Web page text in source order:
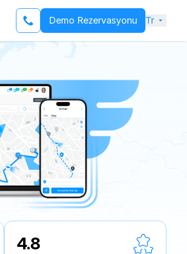
Demo Rezervasyonu Tr
4.8